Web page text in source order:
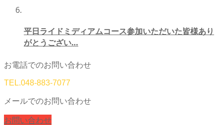
平日ライドミディアムコース参加いただいた皆様あり
がとうござい…
お電話でのお問い合わせ
TEL.048-883-7077
メールでのお問い合わせ
お問い合わせ